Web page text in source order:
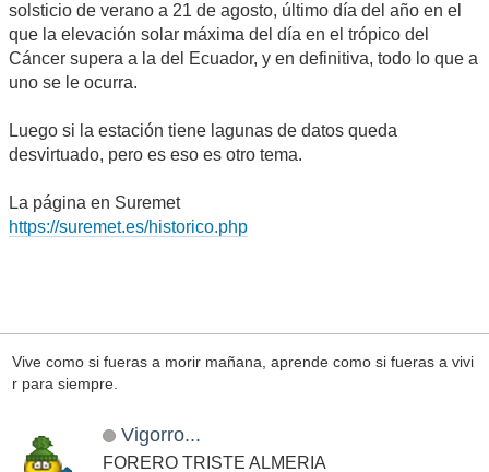
solsticio de verano a 21 de agosto, último día del año en el
que la elevación solar máxima del día en el trópico del
Cáncer supera a la del Ecuador, y en definitiva, todo lo que a
uno se le ocurra.
Luego si la estación tiene lagunas de datos queda
desvirtuado, pero es eso es otro tema.
La página en Suremet
https://suremet.es/historico.php
Vive como si fueras a morir mañana, aprende como si fueras a vivi
r para siempre.
Vigorro...
FORERO TRISTE ALMERIA